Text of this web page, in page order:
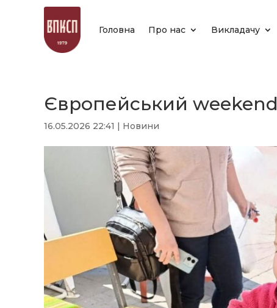
Головна Про нас Викладачу
Європейський weekend
16.05.2026 22:41 | Новини